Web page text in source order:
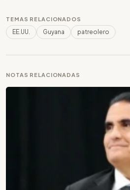
TEMAS RELACIONADOS
EE.UU. Guyana patreolero
NOTAS RELACIONADAS